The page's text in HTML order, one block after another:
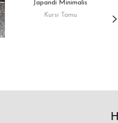
Japandi Minimalis
Kursi Tamu